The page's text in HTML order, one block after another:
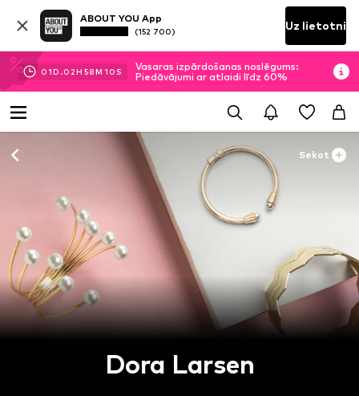
ABOUT YOU App
(152 700) Uz lietotni
01D.02H 58M 09 S
Vasaras izpārdošanas noslēgums:
Piedāvājumi ar atlaidi līdz 60%
Sekot
Dora Larsen